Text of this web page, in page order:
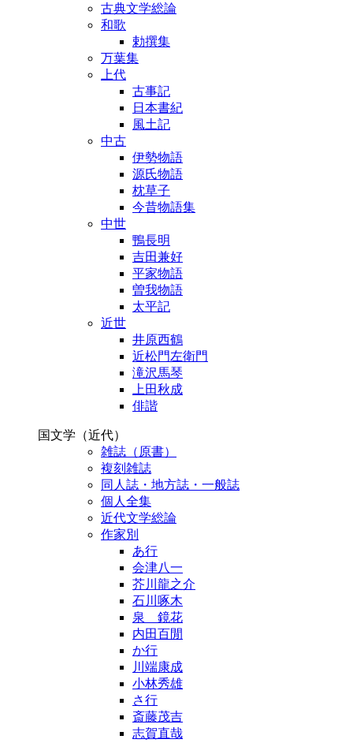
古典文学総論
和歌
勅撰集
万葉集
上代
古事記
日本書紀
風土記
中古
伊勢物語
源氏物語
枕草子
今昔物語集
中世
鴨長明
吉田兼好
平家物語
曽我物語
太平記
近世
井原西鶴
近松門左衛門
滝沢馬琴
上田秋成
俳諧
国文学（近代）
雑誌（原書）
複刻雑誌
同人誌・地方誌・一般誌
個人全集
近代文学総論
作家別
あ行
会津八一
芥川龍之介
石川啄木
泉 鏡花
内田百閒
か行
川端康成
小林秀雄
さ行
斎藤茂吉
志賀直哉